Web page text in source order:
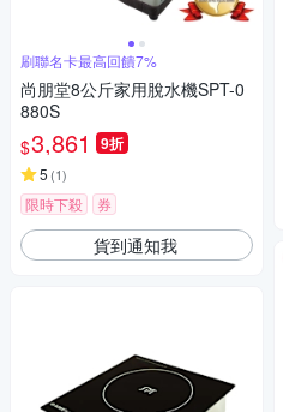
刷聯名卡最高回饋7%
尚朋堂8公斤家用脫水機SPT-0
880S
$3,861 9折
5 (1)
限時下殺 券
貨到通知我